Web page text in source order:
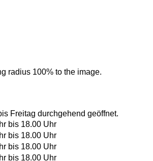
radius 100% to the image.
Freitag durchgehend geöffnet.
bis 18.00 Uhr
bis 18.00 Uhr
bis 18.00 Uhr
bis 18.00 Uhr